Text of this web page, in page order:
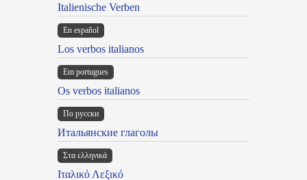
Italienische Verben
En español
Los verbos italianos
Em portugues
Os verbos italianos
По русски
Итальянские глаголы
Στα ελληνικά
Ιταλικό Λεξικό